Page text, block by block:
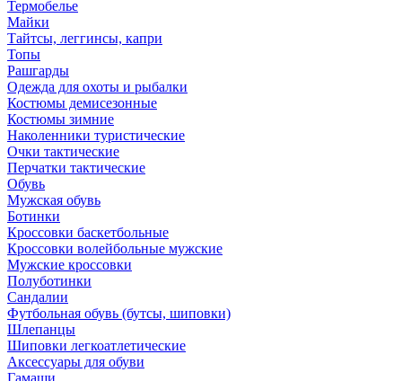
Термобелье
Майки
Тайтсы, леггинсы, капри
Топы
Рашгарды
Одежда для охоты и рыбалки
Костюмы демисезонные
Костюмы зимние
Наколенники туристические
Очки тактические
Перчатки тактические
Обувь
Мужская обувь
Ботинки
Кроссовки баскетбольные
Кроссовки волейбольные мужские
Мужские кроссовки
Полуботинки
Сандалии
Футбольная обувь (бутсы, шиповки)
Шлепанцы
Шиповки легкоатлетические
Аксессуары для обуви
Гамаши